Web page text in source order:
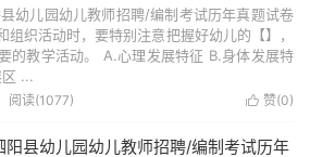
幼儿园幼儿教师招聘/编制考试历年真题试卷
组织活动时，要特别注意把握好幼儿的【】，
的教学活动。 A.心理发展特征 B.身体发展特
...
阅读(1077)  赞(0)
县幼儿园幼儿教师招聘/编制考试历年